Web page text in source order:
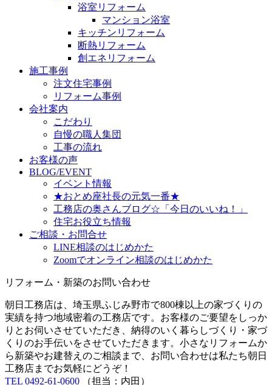
浴室リフォーム
マンション浴室
キッチンリフォーム
断熱リフォーム
創エネリフォーム
施工事例
注文住宅事例
リフォーム事例
会社案内
こだわり
自慢の職人集団
工事の流れ
お客様の声
BLOG/EVENT
イベント情報
★おとめ座社長の元気一番★
工務店の奥さんブログ☆「今日のいいね！」
住宅お役立ち情報
ご相談・お問合せ
LINE相談のはじめかた
Zoomでオンライン相談のはじめかた
リフォーム・新築のお問い合わせ
朝日工務店は、埼玉県ふじみ野市で800棟以上の家づくりの
実績を持つ地域密着の工務店です。お客様のご要望をしっか
りとお伺いさせていただき、納得のいく暮らしづくり・家づ
くりのお手伝いをさせていただきます。小さなリフォームか
ら新築やお建替えのご相談まで、お問い合わせは私たち朝日
工務店までお気軽にどうぞ！
TEL 0492-61-0600 （担当：内田）